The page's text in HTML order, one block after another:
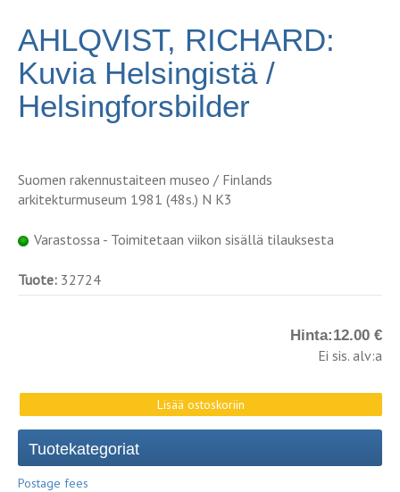
AHLQVIST, RICHARD:
Kuvia Helsingistä /
Helsingforsbilder
Suomen rakennustaiteen museo / Finlands
arkitekturmuseum 1981 (48s.) N K3
Varastossa - Toimitetaan viikon sisällä tilauksesta
Tuote: 32724
Hinta:12.00 €
Ei sis. alv:a
Tuotekategoriat
Postage fees